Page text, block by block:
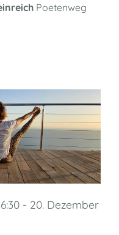
Poetenweg
- 20. Dezember